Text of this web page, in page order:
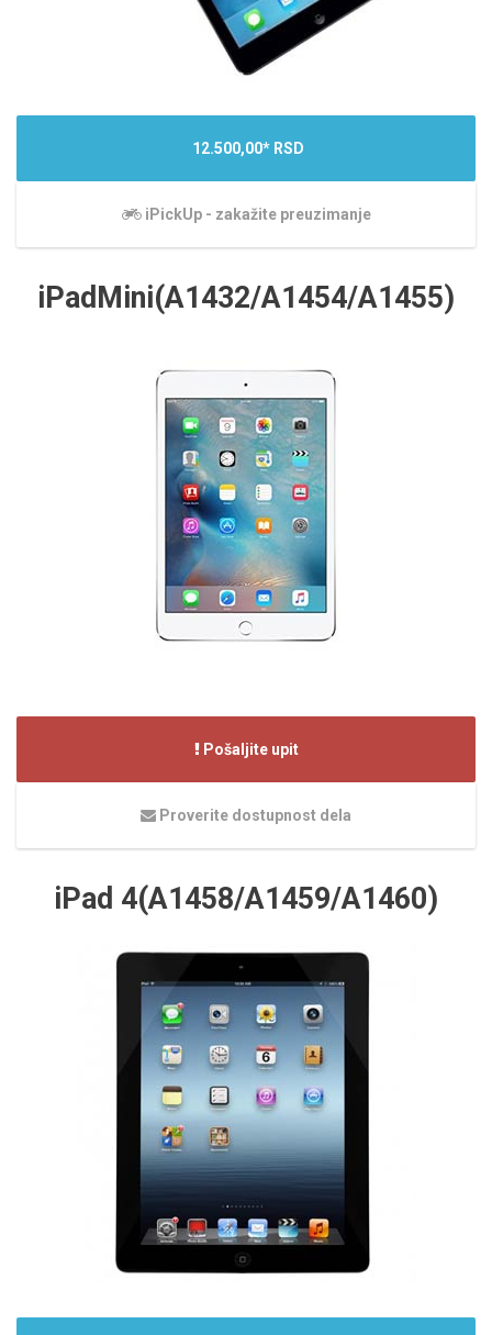
12.500,00* RSD
iPickUp - zakažite preuzimanje
iPadMini(A1432/A1454/A1455)
Pošaljite upit
Proverite dostupnost dela
iPad 4(A1458/A1459/A1460)